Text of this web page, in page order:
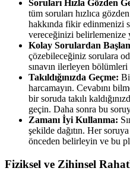
Soruları Hızla Gözden
tüm soruları hızlıca
hakkında fikir edinmenizi
vereceğinizi belirlemenize
Kolay Sorulardan
çözebileceğiniz sorulara
sınavın ilerleyen
Takıldığınızda Geçme:
harcamayın. Cevabını
bir soruda takılı
geçin. Daha sonra bu
Zamanı İyi Kullanma:
şekilde dağıtın. Her
önceden belirleyin ve bu
Fiziksel ve Zihinsel